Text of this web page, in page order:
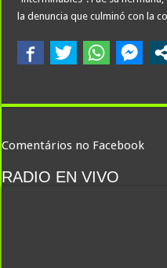
la denuncia que culminó con la
Comentários no Facebook
RADIO EN VIVO